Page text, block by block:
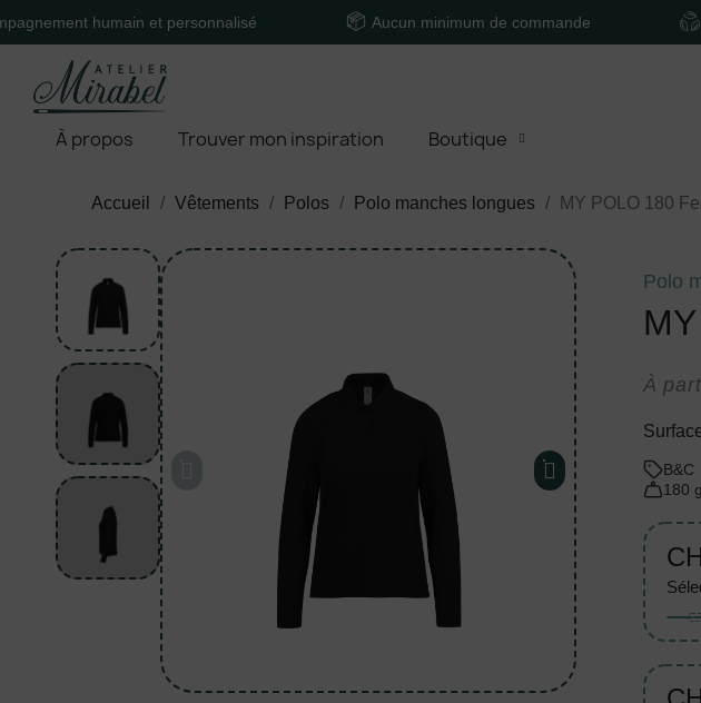
humain et personnalisé Aucun minimum de commande Textiles
À propos Trouver mon inspiration Boutique
Accueil Vêtements Polos Polo manches longues MY POLO 180
Polo
À
B&C
180